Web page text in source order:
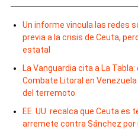
Un informe vincula las redes
previa a la crisis de Ceuta,
estatal
La Vanguardia cita a La
Combate Litoral en
del terremoto
EE. UU. recalca que Ceuta es
arremete contra Sánchez por